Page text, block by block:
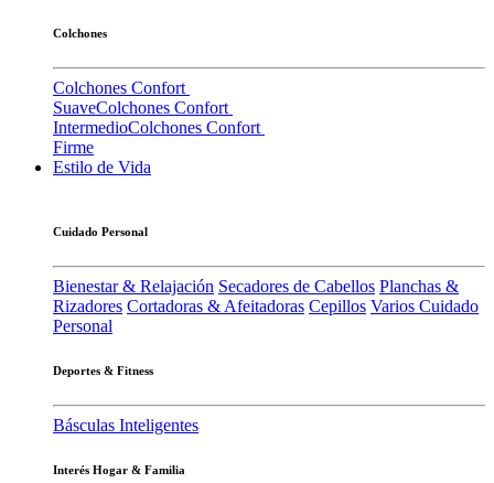
Colchones
Colchones Confort
SuaveColchones Confort
IntermedioColchones Confort
Firme
Estilo de Vida
Cuidado Personal
Bienestar & Relajación Secadores de Cabellos Planchas &
Rizadores Cortadoras & Afeitadoras Cepillos Varios Cuidado
Personal
Deportes & Fitness
Básculas Inteligentes
Interés Hogar & Familia